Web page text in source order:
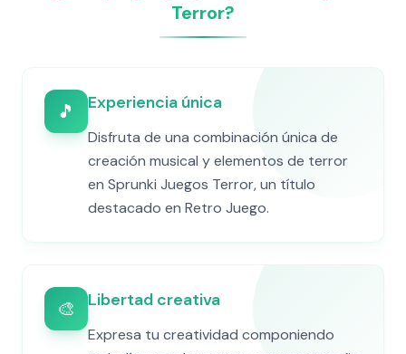
Terror?
🎵 Experiencia única
Disfruta de una combinación única de
creación musical y elementos de terror
en Sprunki Juegos Terror, un título
destacado en Retro Juego.
🎨 Libertad creativa
Expresa tu creatividad componiendo